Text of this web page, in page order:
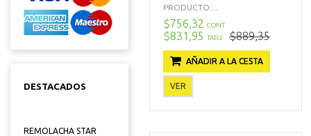
DESTACADOS
REMOLACHA STAR
PRODUCTO:...
$756,32 CONT
$831,95 TARJ $889,35
AÑADIR A LA CESTA
VER